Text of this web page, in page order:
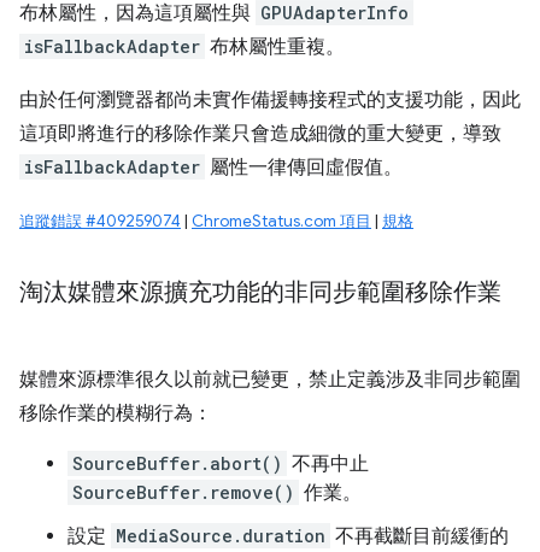
布林屬性，因為這項屬性與 GPUAdapterInfo
isFallbackAdapter 布林屬性重複。
由於任何瀏覽器都尚未實作備援轉接程式的支援功能，因此
這項即將進行的移除作業只會造成細微的重大變更，導致
isFallbackAdapter 屬性一律傳回虛假值。
追蹤錯誤 #409259074 | ChromeStatus.com 項目 | 規格
淘汰媒體來源擴充功能的非同步範圍移除作業
媒體來源標準很久以前就已變更，禁止定義涉及非同步範圍
移除作業的模糊行為：
SourceBuffer.abort() 不再中止
SourceBuffer.remove() 作業。
設定 MediaSource.duration 不再截斷目前緩衝的